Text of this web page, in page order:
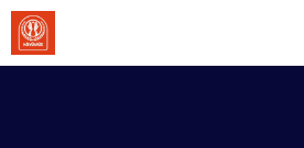
İçeriğe
atla